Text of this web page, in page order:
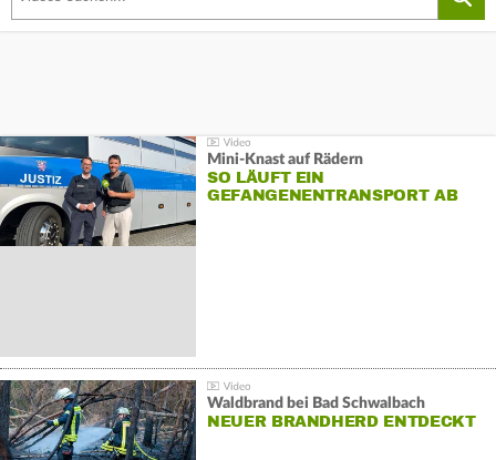
Mini-Knast auf Rädern
SO LÄUFT EIN
GEFANGENENTRANSPORT AB
Waldbrand bei Bad Schwalbach
NEUER BRANDHERD ENTDECKT